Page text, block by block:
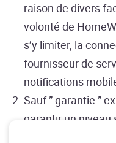
raison de divers
volonté de
s’y limiter, la
fournisseur de
notifications
Sauf ” garantie ”
garantir un niveau
d’énergie ou